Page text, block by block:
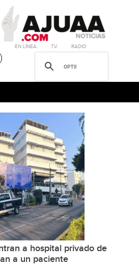
·EN LÍNEA. ·T.V. ·RADIO
a hospital privado de
a un paciente